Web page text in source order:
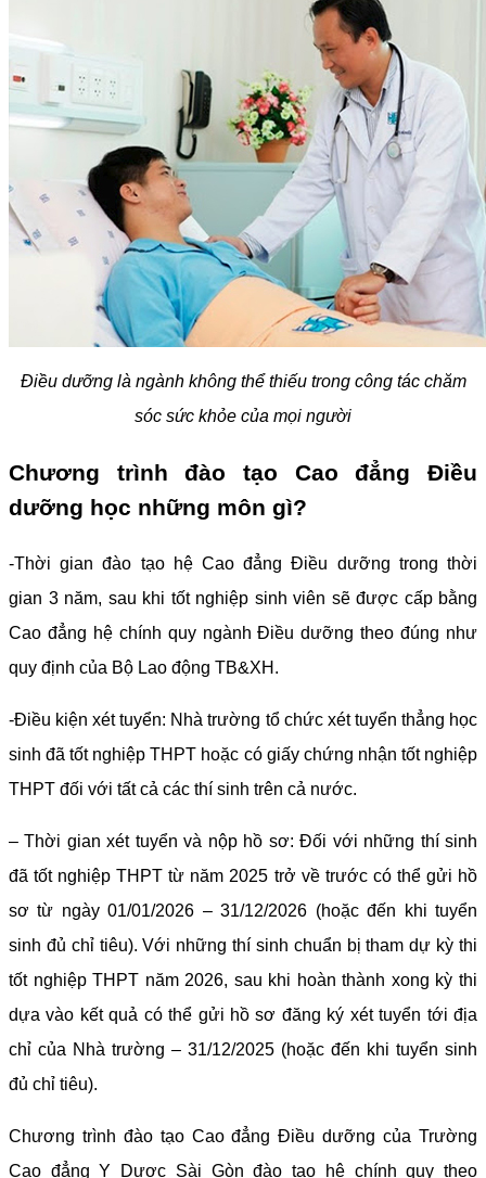
Điều dưỡng là ngành không thể thiếu trong công tác chăm
sóc sức khỏe của mọi người
Chương trình đào tạo Cao đẳng Điều
dưỡng học những môn gì?
-Thời gian đào tạo hệ Cao đẳng Điều dưỡng trong thời
gian 3 năm, sau khi tốt nghiệp sinh viên sẽ được cấp bằng
Cao đẳng hệ chính quy ngành Điều dưỡng theo đúng như
quy định của Bộ Lao động TB&XH.
-Điều kiện xét tuyển: Nhà trường tổ chức xét tuyển thẳng học
sinh đã tốt nghiệp THPT hoặc có giấy chứng nhận tốt nghiệp
THPT đối với tất cả các thí sinh trên cả nước.
– Thời gian xét tuyển và nộp hồ sơ: Đối với những thí sinh
đã tốt nghiệp THPT từ năm 2025 trở về trước có thể gửi hồ
sơ từ ngày 01/01/2026 – 31/12/2026 (hoặc đến khi tuyển
sinh đủ chỉ tiêu). Với những thí sinh chuẩn bị tham dự kỳ thi
tốt nghiệp THPT năm 2026, sau khi hoàn thành xong kỳ thi
dựa vào kết quả có thể gửi hồ sơ đăng ký xét tuyển tới địa
chỉ của Nhà trường – 31/12/2025 (hoặc đến khi tuyển sinh
đủ chỉ tiêu).
Chương trình đào tạo Cao đẳng Điều dưỡng của Trường
Cao đẳng Y Dược Sài Gòn đào tạo hệ chính quy theo